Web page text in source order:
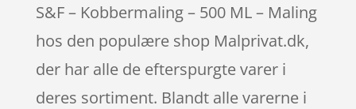
S&F – Kobbermaling – 500 ML – Maling
hos den populære shop Malprivat.dk,
der har alle de efterspurgte varer i
deres sortiment. Blandt alle varerne i